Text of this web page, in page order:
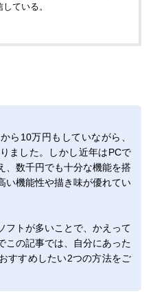
ている。
ら10万円もしていながら、
ました。しかし近年はPCで
、数千円でも十分な機能を搭
い機能性や描き味が優れてい
フトが多いことで、かえって
この記事では、自分にあった
すすめしたい2つの方法をご